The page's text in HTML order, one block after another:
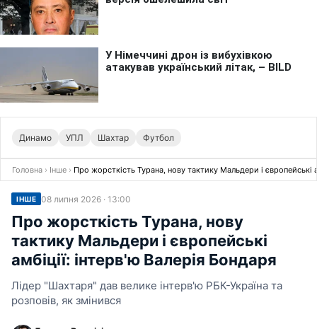
Динамо УПЛ Шахтар Футбол
Головна › Інше › Про жорсткість Турана, нову тактику Мальдери і європейські
ІНШЕ 08 липня 2026 · 13:00
Про жорсткість Турана, нову
тактику Мальдери і європейські
амбіції: інтерв'ю Валерія Бондаря
Лідер "Шахтаря" дав велике інтерв'ю РБК-Україна та
розповів, як змінився